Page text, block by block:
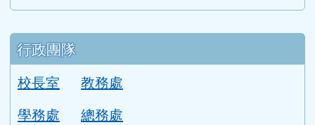
行政團隊
校長室
教務處
學務處
總務處